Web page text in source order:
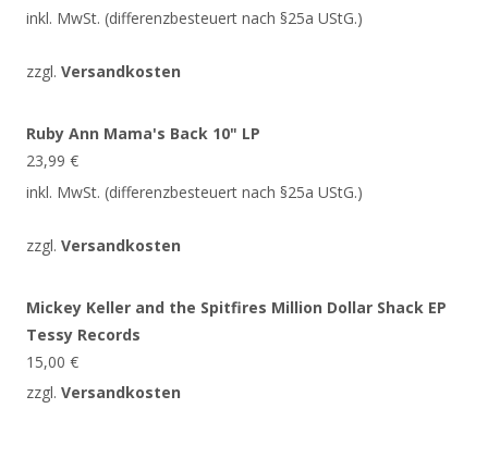
inkl. MwSt. (differenzbesteuert nach §25a UStG.)
zzgl. Versandkosten
Ruby Ann Mama's Back 10" LP
23,99 €
inkl. MwSt. (differenzbesteuert nach §25a UStG.)
zzgl. Versandkosten
Mickey Keller and the Spitfires Million Dollar Shack EP
Tessy Records
15,00 €
zzgl. Versandkosten